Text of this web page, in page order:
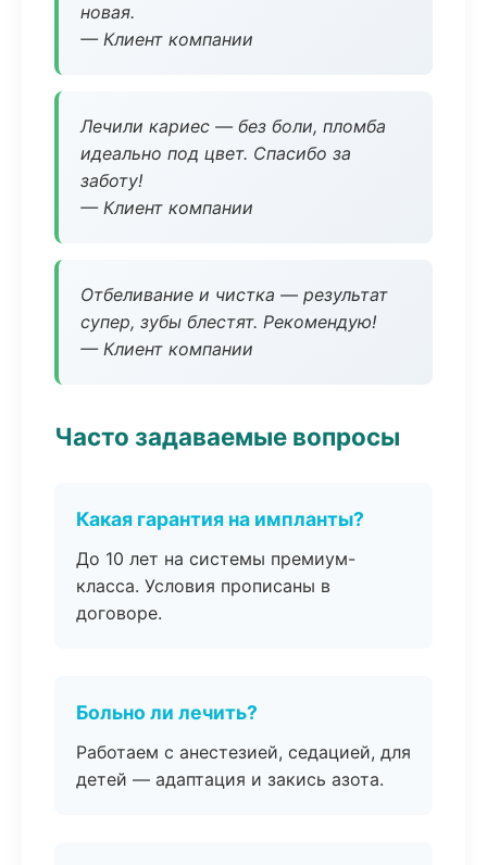
новая.
— Клиент компании
Лечили кариес — без боли, пломба
идеально под цвет. Спасибо за
заботу!
— Клиент компании
Отбеливание и чистка — результат
супер, зубы блестят. Рекомендую!
— Клиент компании
Часто задаваемые вопросы
Какая гарантия на импланты?
До 10 лет на системы премиум-
класса. Условия прописаны в
договоре.
Больно ли лечить?
Работаем с анестезией, седацией, для
детей — адаптация и закись азота.